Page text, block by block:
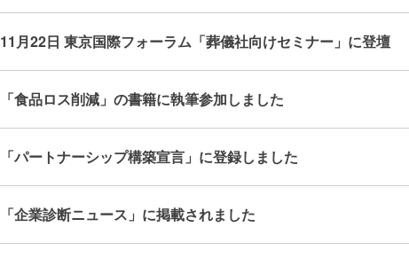
11月22日 東京国際フォーラム「葬儀社向けセミナー」に登壇
「食品ロス削減」の書籍に執筆参加しました
「パートナーシップ構築宣言」に登録しました
「企業診断ニュース」に掲載されました